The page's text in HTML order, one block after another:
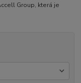
Group, která je